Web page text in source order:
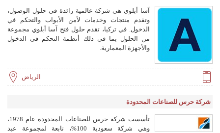
آسا أبلوي هي شركة عالمية رائدة في حلول الوصول،
وتقدم منتجات وخدمات لأمن الأبواب والتحكم في
الدخول. في تركيا، تقدم حلول فتح آسا أبلوي مجموعة
من الحلول بما في ذلك أنظمة التحكم في الدخول
والأجهزة المعمارية.
الرياض
شركة حرس للصناعات المحدودة
تأسست شركة حرس للصناعات المحدودة عام 1978،
وهي شركة سعودية 100%، تابعة لمجموعة عبد